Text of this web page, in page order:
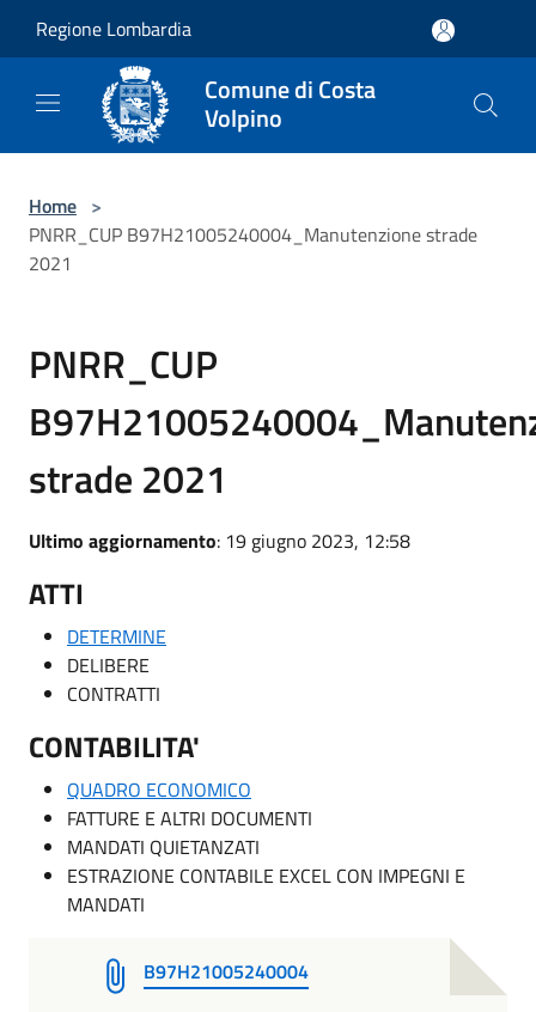
Regione Lombardia
Comune di Costa
Volpino
Home >
PNRR_CUP B97H21005240004_Manutenzione strade
2021
PNRR_CUP
strade 2021
Ultimo aggiornamento: 19 giugno 2023, 12:58
ATTI
DETERMINE
DELIBERE
CONTRATTI
CONTABILITA'
QUADRO ECONOMICO
FATTURE E ALTRI DOCUMENTI
MANDATI QUIETANZATI
ESTRAZIONE CONTABILE EXCEL CON IMPEGNI E
MANDATI
B97H21005240004